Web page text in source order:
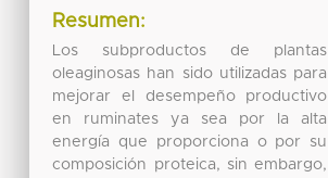
Resumen:
Los subproductos de plantas
oleaginosas han sido utilizadas para
mejorar el desempeño productivo
en ruminates ya sea por la alta
energía que proporciona o por su
composición proteica, sin embargo,